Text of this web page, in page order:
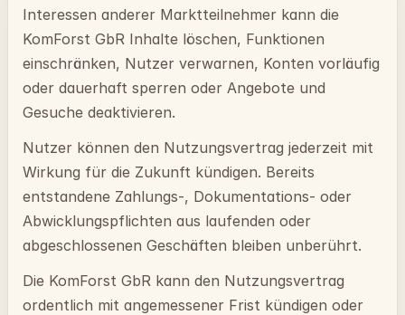
Interessen anderer Marktteilnehmer kann die
KomForst GbR Inhalte löschen, Funktionen
einschränken, Nutzer verwarnen, Konten vorläufig
oder dauerhaft sperren oder Angebote und
Gesuche deaktivieren.
Nutzer können den Nutzungsvertrag jederzeit mit
Wirkung für die Zukunft kündigen. Bereits
entstandene Zahlungs-, Dokumentations- oder
Abwicklungspflichten aus laufenden oder
abgeschlossenen Geschäften bleiben unberührt.
Die KomForst GbR kann den Nutzungsvertrag
ordentlich mit angemessener Frist kündigen oder